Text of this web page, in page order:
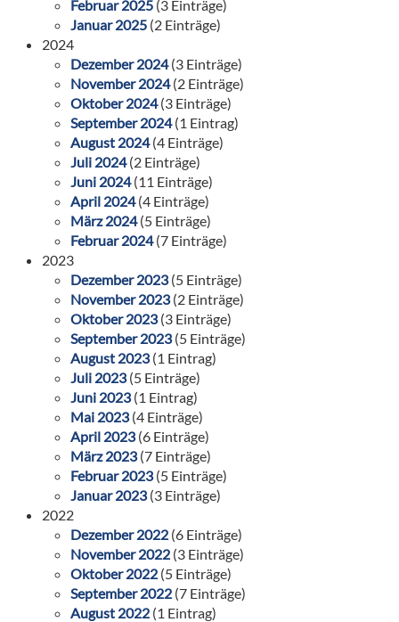
Februar 2025 (3 Einträge)
Januar 2025 (2 Einträge)
2024
Dezember 2024(3 Einträge)
November 2024(2 Einträge)
Oktober 2024(3 Einträge)
September 2024(1 Eintrag)
August 2024(4 Einträge)
Juli 2024(2 Einträge)
Juni 2024(11 Einträge)
April 2024(4 Einträge)
März 2024(5 Einträge)
Februar 2024(7 Einträge)
2023
Dezember 2023(5 Einträge)
November 2023(2 Einträge)
Oktober 2023(3 Einträge)
September 2023(5 Einträge)
August 2023(1 Eintrag)
Juli 2023(5 Einträge)
Juni 2023(1 Eintrag)
Mai 2023(4 Einträge)
April 2023(6 Einträge)
März 2023(7 Einträge)
Februar 2023(5 Einträge)
Januar 2023(3 Einträge)
2022
Dezember 2022 (6 Einträge)
November 2022 (3 Einträge)
Oktober 2022 (5 Einträge)
September 2022 (7 Einträge)
August 2022 (1 Eintrag)